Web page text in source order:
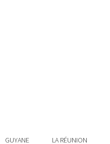
GUYANE LA RÉUNION